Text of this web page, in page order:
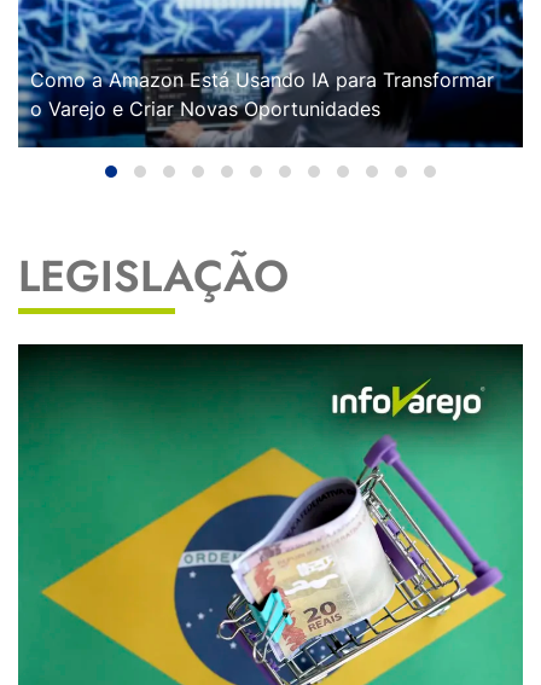
Como a Amazon Está Usando IA para Transformar
o Varejo e Criar Novas Oportunidades
LEGISLAÇÃO